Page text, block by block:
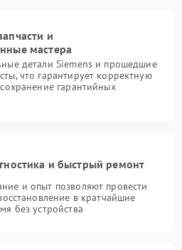
и
мастера
детали Siemens и прошедшие
что гарантирует корректную
гарантийных
и быстрый ремонт
и опыт позволяют провести
в кратчайшие
без устройства